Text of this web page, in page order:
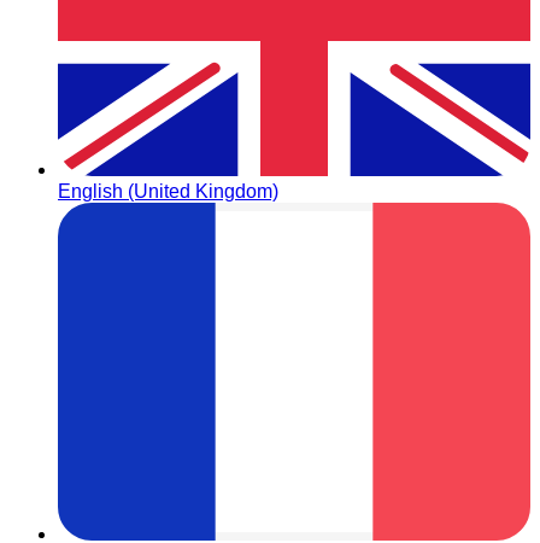
English (United Kingdom)